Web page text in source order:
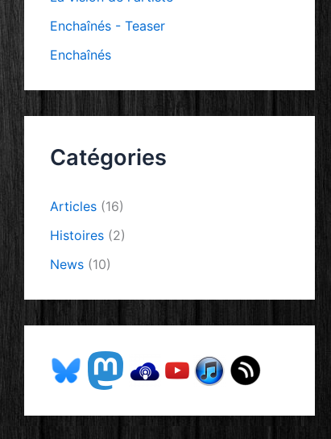
Enchaînés - Teaser
Enchaînés
Catégories
Articles(16)
Histoires(2)
News(10)